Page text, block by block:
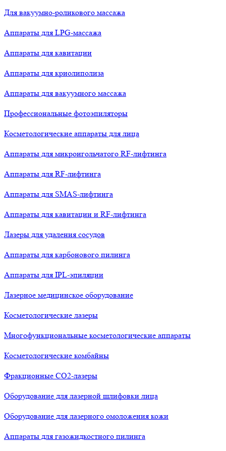
Для вакуумно-роликового массажа
Аппараты для LPG-массажа
Аппараты для кавитации
Аппараты для криолиполиза
Аппараты для вакуумного массажа
Профессиональные фотоэпиляторы
Косметологические аппараты для лица
Аппараты для микроигольчатого RF-лифтинга
Аппараты для RF-лифтинга
Аппараты для SMAS-лифтинга
Аппараты для кавитации и RF-лифтинга
Лазеры для удаления сосудов
Аппараты для карбонового пилинга
Аппараты для IPL-эпиляции
Лазерное медицинское оборудование
Косметологические лазеры
Многофункциональные косметологические аппараты
Косметологические комбайны
Фракционные СО2-лазеры
Оборудование для лазерной шлифовки лица
Оборудование для лазерного омоложения кожи
Аппараты для газожидкостного пилинга